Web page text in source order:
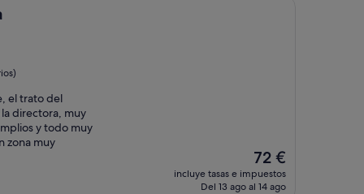
el trato del
directora, muy
y todo muy
zona muy
El
precio
actual
72 €
incluye tasas e impuestos
Del 13 ago al 14 ago